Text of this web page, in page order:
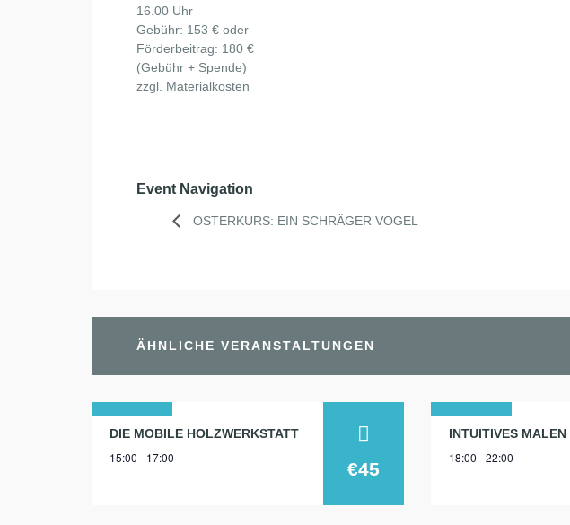
16.00 Uhr
Gebühr: 153 € oder
Förderbeitrag: 180 €
(Gebühr + Spende)
zzgl. Materialkosten
Event Navigation
OSTERKURS: EIN SCHRÄGER VOGEL
ÄHNLICHE VERANSTALTUNGEN
29
sep.
DIE MOBILE HOLZWERKSTATT
15:00 - 17:00
€45
28
feb.
INTUITIVES MALEN
18:00 - 22:00